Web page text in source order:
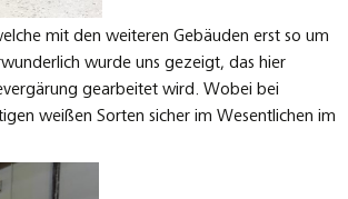
mit den weiteren Gebäuden erst so um
wurde uns gezeigt, das hier
gearbeitet wird. Wobei bei
weißen Sorten sicher im Wesentlichen im